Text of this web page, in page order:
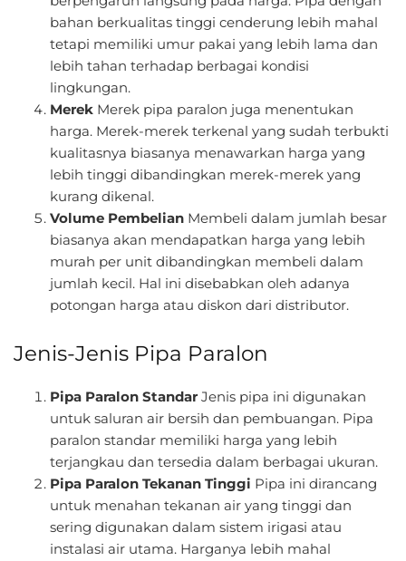
bahan berkualitas tinggi cenderung lebih mahal
tetapi memiliki umur pakai yang lebih lama dan
lebih tahan terhadap berbagai kondisi
lingkungan.
Merek Merek pipa paralon juga menentukan
harga. Merek-merek terkenal yang sudah terbukti
kualitasnya biasanya menawarkan harga yang
lebih tinggi dibandingkan merek-merek yang
kurang dikenal.
Volume Pembelian Membeli dalam jumlah besar
biasanya akan mendapatkan harga yang lebih
murah per unit dibandingkan membeli dalam
jumlah kecil. Hal ini disebabkan oleh adanya
potongan harga atau diskon dari distributor.
Jenis-Jenis Pipa Paralon
Pipa Paralon Standar Jenis pipa ini digunakan
untuk saluran air bersih dan pembuangan. Pipa
paralon standar memiliki harga yang lebih
terjangkau dan tersedia dalam berbagai ukuran.
Pipa Paralon Tekanan Tinggi Pipa ini dirancang
untuk menahan tekanan air yang tinggi dan
sering digunakan dalam sistem irigasi atau
instalasi air utama. Harganya lebih mahal